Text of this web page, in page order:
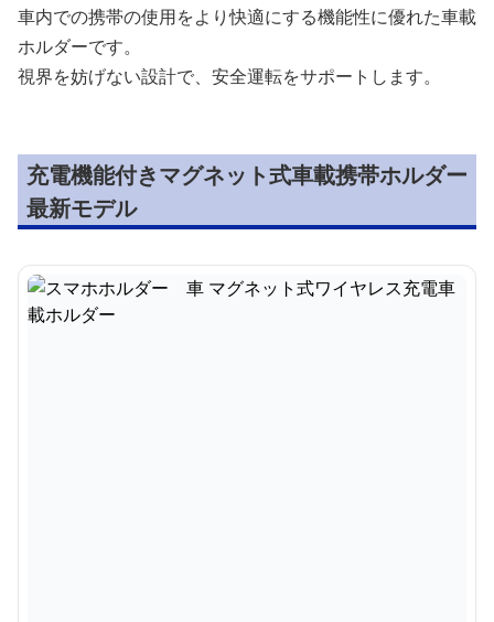
車内での携帯の使用をより快適にする機能性に優れた車載
ホルダーです。
視界を妨げない設計で、安全運転をサポートします。
充電機能付きマグネット式車載携帯ホルダー
最新モデル